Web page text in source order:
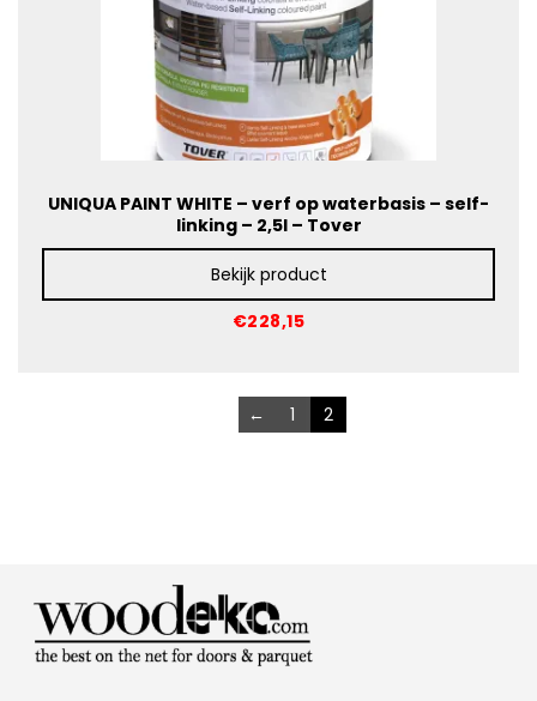
UNIQUA PAINT WHITE – verf op waterbasis – self-
linking – 2,5l – Tover
Bekijk product
€228,15
← 1 2